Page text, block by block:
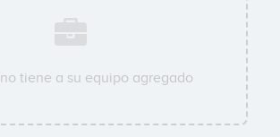
no tiene a su equipo agregado